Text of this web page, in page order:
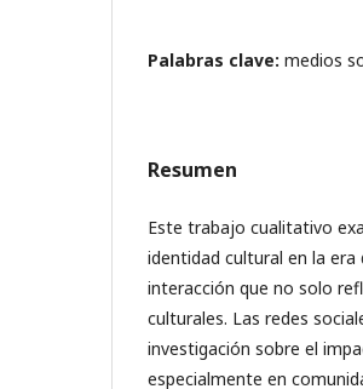
Palabras clave: medios
Resumen
Este trabajo cualitativo
identidad cultural en la
interacción que no solo
culturales. Las redes
investigación sobre el
especialmente en